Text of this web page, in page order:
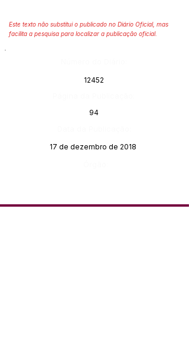
Este texto não substitui o publicado no Diário Oficial, mas
facilita a pesquisa para localizar a publicação oficial.
12452
94
17 de dezembro de 2018